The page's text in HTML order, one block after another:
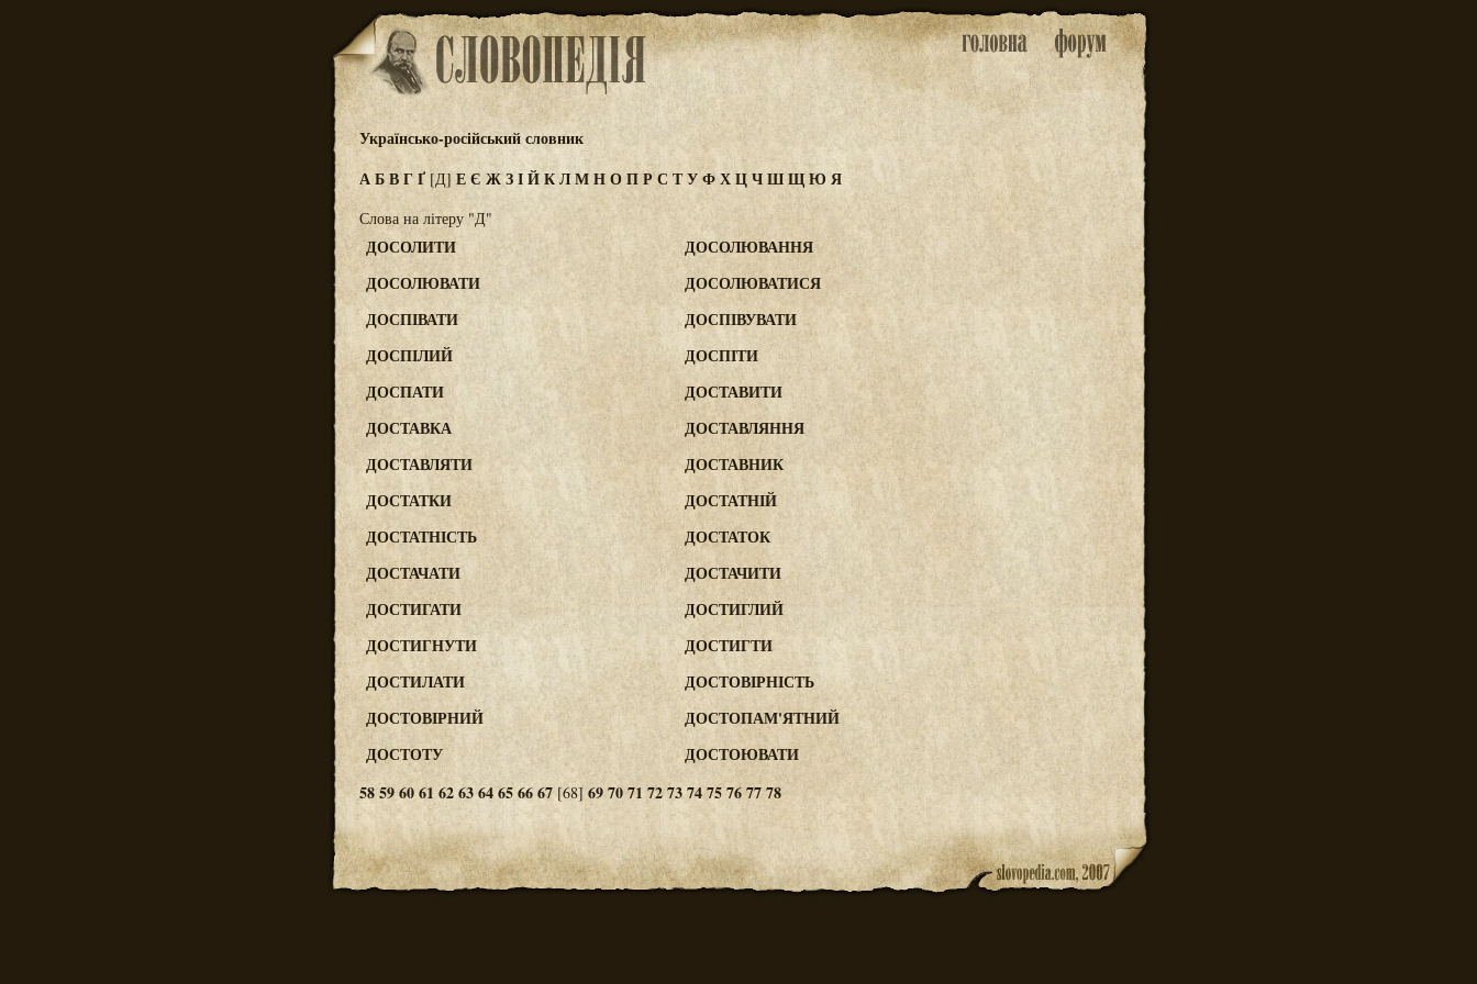
Українсько-російський словник
АБВГҐ [Д] ЕЄ ЖЗІЙКЛМНОПРС ТУФХЦЧШЩЮ Я
Слова на літеру "Д"
ДОСОЛИТИ
ДОСОЛЮВАННЯ
ДОСОЛЮВАТИ
ДОСОЛЮВАТИСЯ
ДОСПІВАТИ
ДОСПІВУВАТИ
ДОСПІЛИЙ
ДОСПІТИ
ДОСПАТИ
ДОСТАВИТИ
ДОСТАВКА
ДОСТАВЛЯННЯ
ДОСТАВЛЯТИ
ДОСТАВНИК
ДОСТАТКИ
ДОСТАТНІЙ
ДОСТАТНІСТЬ
ДОСТАТОК
ДОСТАЧАТИ
ДОСТАЧИТИ
ДОСТИГАТИ
ДОСТИГЛИЙ
ДОСТИГНУТИ
ДОСТИГТИ
ДОСТИЛАТИ
ДОСТОВІРНІСТЬ
ДОСТОВІРНИЙ
ДОСТОПАМ'ЯТНИЙ
ДОСТОТУ
ДОСТОЮВАТИ
58596061 626364656667 [68] 697071 72737475767778